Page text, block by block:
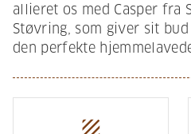
allieret os med Casper fra
Støvring, som giver sit
den perfekte
texture